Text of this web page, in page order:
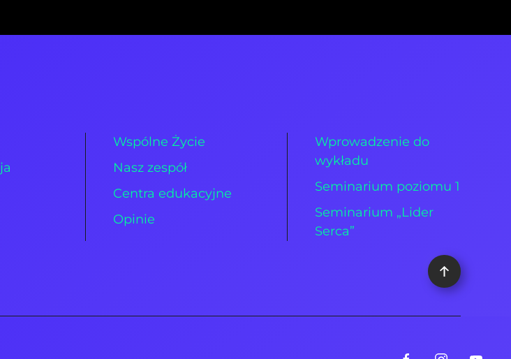
Wspólne Życie
Nasz zespół
Centra edukacyjne
Opinie
Wprowadzenie do
wykładu
Seminarium poziomu 1
Seminarium „Lider
Serca”